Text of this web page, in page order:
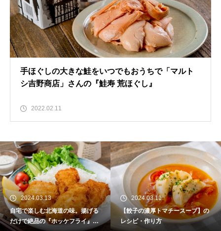
手ほぐしの大きな鮭をいつでもおうちで「マルト
シ吉野商店」さんの『鮭寿 荒ほぐし』
2022.02.11
北海道の味。揚げる
『ホッケフライ』を
2024.03.11
【餃子の濃厚トマチースープ】の
レシピ・作り方
【お取り寄
チカプ（根